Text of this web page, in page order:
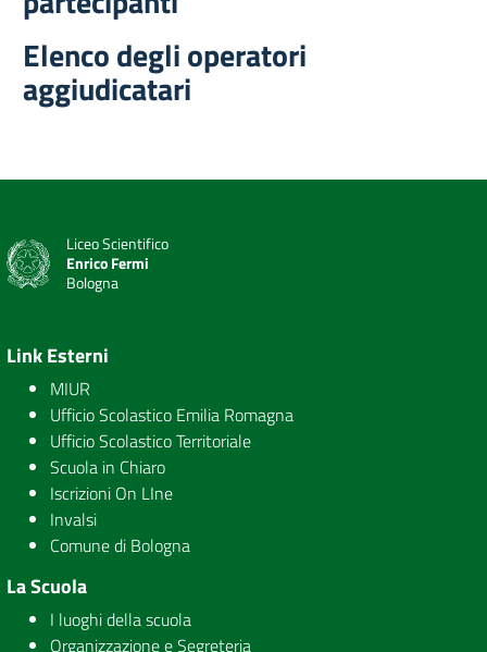
Elenco degli operatori
aggiudicatari
Liceo Scientifico
Enrico Fermi
Bologna
Link Esterni
MIUR
Ufficio Scolastico Emilia Romagna
Ufficio Scolastico Territoriale
Scuola in Chiaro
Iscrizioni On LIne
Invalsi
Comune di Bologna
La Scuola
I luoghi della scuola
Organizzazione e Segreteria